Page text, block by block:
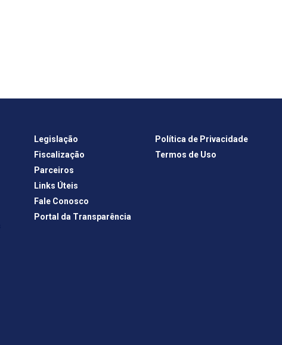
Legislação
Fiscalização
Parceiros
Links Úteis
Fale Conosco
Portal da Transparência
Política de Privacidade
Termos de Uso